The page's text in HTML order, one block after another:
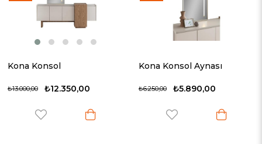
Kona Konsol
₺12.350,00
₺13.000,00
Kona Konsol Aynası
₺5.890,00
₺6.250,00